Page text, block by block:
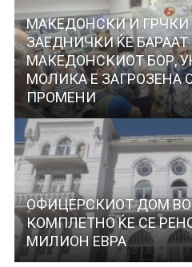
МАКЕДОНСКИ И
ЗАЕДНИЧКИ ЌЕ
МАКЕДОНСКИОТ БОР,
МОЛИКА Е ЗАГРОЗЕНА
ПРОМЕНИ
ОФИЦЕРСКИОТ ДОМ
КОМПЛЕТНО ЌЕ СЕ
МИЛИОН ЕВРА